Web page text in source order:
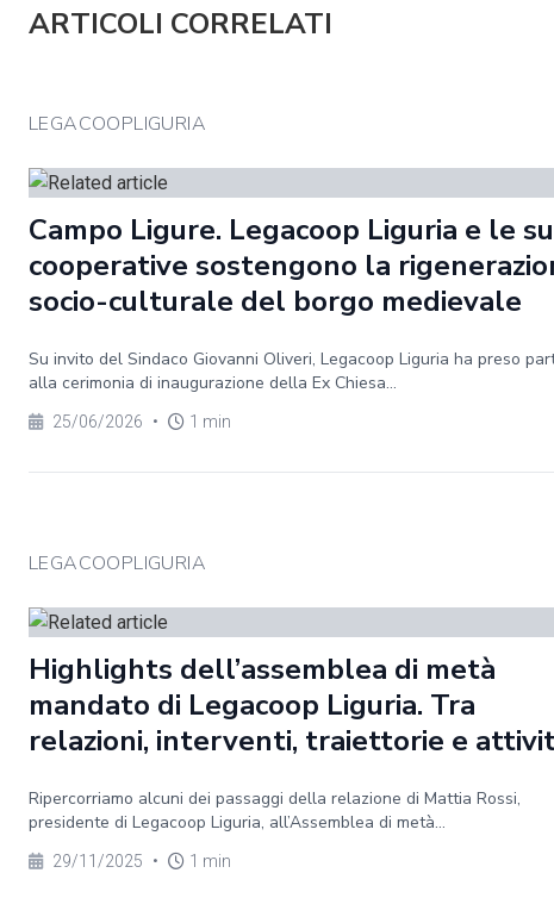
ARTICOLI CORRELATI
LEGACOOPLIGURIA
Campo Ligure. Legacoop Liguria e le
cooperative sostengono la
socio-culturale del borgo medievale
Su invito del Sindaco Giovanni Oliveri, Legacoop Liguria ha preso
alla cerimonia di inaugurazione della Ex Chiesa...
25/06/2026 • 1 min
LEGACOOPLIGURIA
Highlights dell’assemblea di metà
mandato di Legacoop Liguria. Tra
relazioni, interventi, traiettorie e
Ripercorriamo alcuni dei passaggi della relazione di Mattia Rossi,
presidente di Legacoop Liguria, all’Assemblea di metà...
29/11/2025 • 1 min